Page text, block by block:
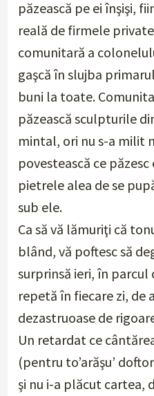
păzească pe ei înşişi,
reală de firmele
comunitară a
gaşcă în slujba
buni la toate.
păzească sculpturile
mintal, ori nu s-a milit
povestească ce
pietrele alea de se
sub ele.
Ca să vă lămuriţi că
blând, vă poftesc să
surprinsă ieri, în parcul
repetă în fiecare zi, de
dezastruoase de
Un retardat ce
(pentru to’arăşu’
şi nu i-a plăcut cartea,